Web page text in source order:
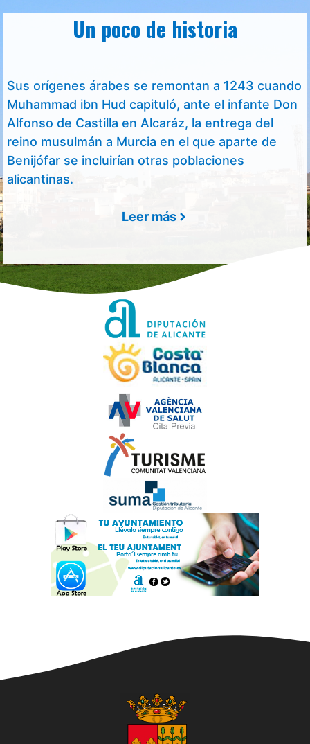
Un poco de historia
Sus orígenes árabes se remontan a 1243 cuando
Muhammad ibn Hud capituló, ante el infante Don
Alfonso de Castilla en Alcaráz, la entrega del
reino musulmán a Murcia en el que aparte de
Benijófar se incluirían otras poblaciones
alicantinas.
Leer más